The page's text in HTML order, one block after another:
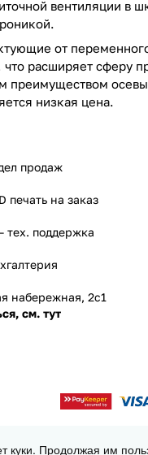
вентиляции в
от
что расширяет сферу
преимуществом
низкая цена.
продаж
печать на заказ
тех. поддержка
набережная, 2с1
см. тут
куки. Продолжая им